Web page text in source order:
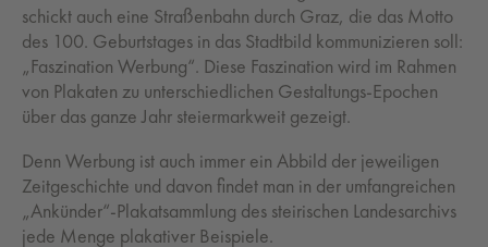
schickt auch eine Straßenbahn durch Graz, die das Motto
des 100. Geburtstages in das Stadtbild kommunizieren soll:
„Faszination Werbung“. Diese Faszination wird im Rahmen
von Plakaten zu unterschiedlichen Gestaltungs-Epochen
über das ganze Jahr steiermarkweit gezeigt.
Denn Werbung ist auch immer ein Abbild der jeweiligen
Zeitgeschichte und davon findet man in der umfangreichen
„Ankünder“-Plakatsammlung des steirischen Landesarchivs
jede Menge plakativer Beispiele.